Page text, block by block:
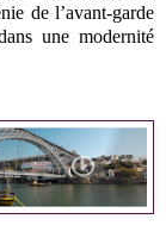
de l’avant-garde
une modernité